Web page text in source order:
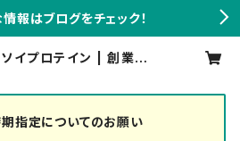
報はブログをチェック！
イプロテイン | 創業嘉
指定についてのお願い